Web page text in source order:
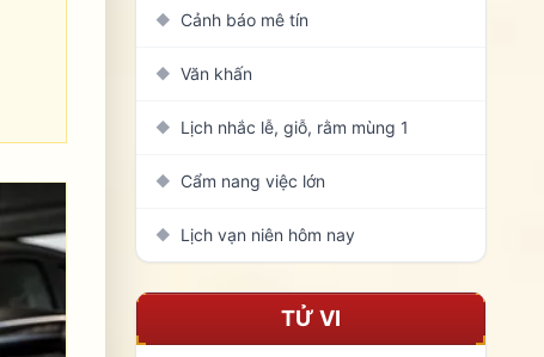
◆ Cảnh báo mê tín
◆ Văn khấn
◆ Lịch nhắc lễ, giỗ, rằm mùng 1
◆ Cẩm nang việc lớn
◆ Lịch vạn niên hôm nay
TỬ VI